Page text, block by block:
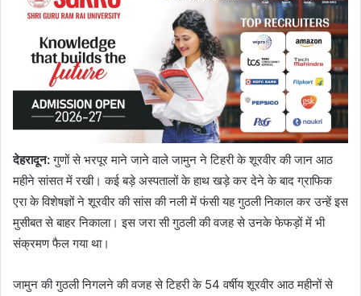
देहरादून:गुणों से भरपूर माने जाने वाले जामुन ने टिहरी के शूरवीर की जान आठ
महीने सांसत में रखी। कई बड़े अस्पतालों के हाथ खड़े कर देने के बाद ग्राफिक
एरा के विशेषज्ञों ने शूरवीर की सांस की नली में फंसी यह गुठली निकाल कर उन्हें इस
मुसीबत से बाहर निकाला। इस जरा सी गुठली की वजह से उनके फेफड़ों में भी
संक्रमण फैल गया था।
जामुन की गुठली निगलने की वजह से टिहरी के 54 वर्षीय शूरवीर आठ महीनों से